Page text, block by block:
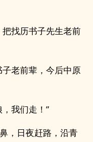
找历书子先生老前
老前辈，今后中原
我们走！”
，日夜赶路，沿青